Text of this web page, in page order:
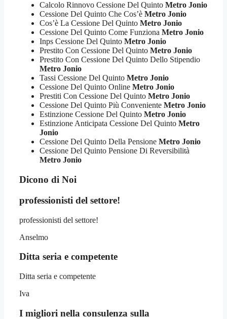
Calcolo Rinnovo Cessione Del Quinto Metro Jonio
Cessione Del Quinto Che Cos’è Metro Jonio
Cos’è La Cessione Del Quinto Metro Jonio
Cessione Del Quinto Come Funziona Metro Jonio
Inps Cessione Del Quinto Metro Jonio
Prestito Con Cessione Del Quinto Metro Jonio
Prestito Con Cessione Del Quinto Dello Stipendio
Metro Jonio
Tassi Cessione Del Quinto Metro Jonio
Cessione Del Quinto Online Metro Jonio
Prestiti Con Cessione Del Quinto Metro Jonio
Cessione Del Quinto Più Conveniente Metro Jonio
Estinzione Cessione Del Quinto Metro Jonio
Estinzione Anticipata Cessione Del Quinto Metro
Jonio
Cessione Del Quinto Della Pensione Metro Jonio
Cessione Del Quinto Pensione Di Reversibilità
Metro Jonio
Dicono di Noi
professionisti del settore!
professionisti del settore!
Anselmo
Ditta seria e competente
Ditta seria e competente
Iva
I migliori nella consulenza sulla